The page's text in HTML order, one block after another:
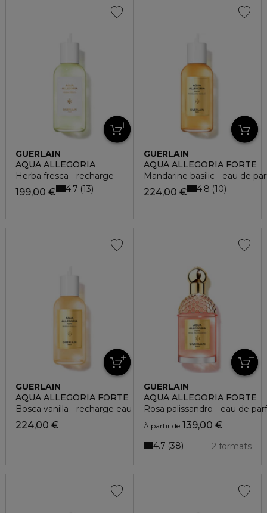
GUERLAIN
AQUA ALLEGORIA
Herba fresca - recharge
199,00 € 4.7 13
GUERLAIN
AQUA ALLEGORIA FORTE
Mandarine basilic - eau de
224,00 € 4.8 10
GUERLAIN
AQUA ALLEGORIA FORTE
Bosca vanilla - recharge eau de parfum
224,00 €
GUERLAIN
AQUA ALLEGORIA FORTE
Rosa palissandro - eau de
À partir de139,00 €
2 formats
4.7 38